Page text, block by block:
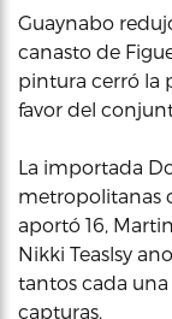
Guaynabo
canasto de
pintura cerró la
favor del
La importada
metropolitanas
aportó 16,
Nikki Teaslsy
tantos cada una
capturas.